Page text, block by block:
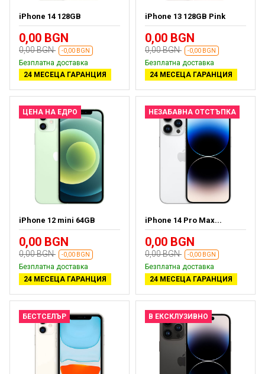
iPhone 14 128GB
0,00 BGN
0,00 BGN -0,00 BGN
Безплатна доставка
24 МЕСЕЦА ГАРАНЦИЯ
iPhone 13 128GB Pink
0,00 BGN
0,00 BGN -0,00 BGN
Безплатна доставка
24 МЕСЕЦА ГАРАНЦИЯ
ЦЕНА НА ЕДРО
iPhone 12 mini 64GB
0,00 BGN
0,00 BGN -0,00 BGN
Безплатна доставка
24 МЕСЕЦА ГАРАНЦИЯ
НЕЗАБАВНА ОТСТЪПКА
iPhone 14 Pro Max...
0,00 BGN
0,00 BGN -0,00 BGN
Безплатна доставка
24 МЕСЕЦА ГАРАНЦИЯ
БЕСТСЕЛЪР В ЕКСКЛУЗИВНО